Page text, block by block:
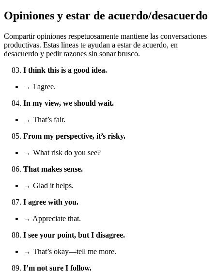
Opiniones y estar de acuerdo/desacuerdo
Compartir opiniones respetuosamente mantiene las conversaciones
productivas. Estas líneas te ayudan a estar de acuerdo, en
desacuerdo y pedir razones sin sonar brusco.
I think this is a good idea.
→ I agree.
In my view, we should wait.
→ That’s fair.
From my perspective, it’s risky.
→ What risk do you see?
That makes sense.
→ Glad it helps.
I agree with you.
→ Appreciate that.
I see your point, but I disagree.
→ That’s okay—tell me more.
I’m not sure I follow.